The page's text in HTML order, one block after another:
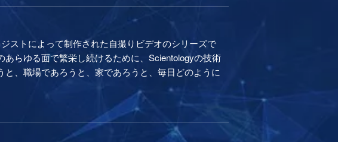
ストによって制作された自撮りビデオのシリーズで
らゆる面で繁栄し続けるために、Scientologyの技術
、職場であろうと、家であろうと、毎日どのように